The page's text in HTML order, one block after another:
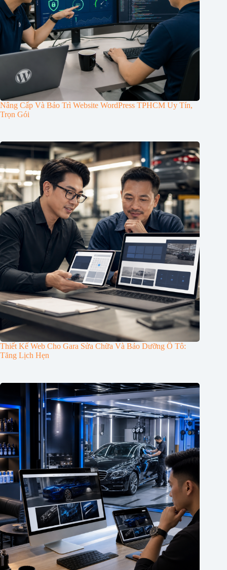
Nâng Cấp Và Bảo Trì Website WordPress TPHCM Uy Tín,
Trọn Gói
Thiết Kế Web Cho Gara Sửa Chữa Và Bảo Dưỡng Ô Tô:
Tăng Lịch Hẹn